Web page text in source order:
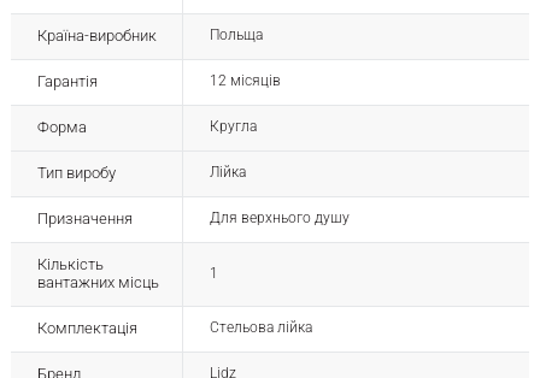
Країна-виробник Польща
Гарантія 12 місяців
Форма Кругла
Тип виробу Лійка
Призначення Для верхнього душу
Кількість
вантажних місць
1
Комплектація Стельова лійка
Бренд Lidz